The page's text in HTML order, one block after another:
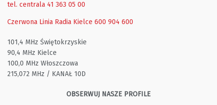
tel. centrala 41 363 05 00
Czerwona Linia Radia Kielce 600 904 600
101,4 MHz Świętokrzyskie
90,4 MHz Kielce
100,0 MHz Włoszczowa
215,072 MHz / KANAŁ 10D
OBSERWUJ NASZE PROFILE